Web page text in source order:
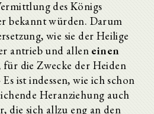
des Königs
bekannt würden. Darum
wie sie der Heilige
antrieb und allen einen
die Zwecke der Heiden
ist indessen, wie ich schon
Heranziehung auch
die sich allzu eng an den